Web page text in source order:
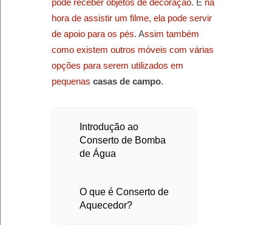
pode receber objetos de decoração. E na
hora de assistir um filme, ela pode servir
de apoio para os pés. Assim também
como existem outros móveis com várias
opções para serem utilizados em
pequenas casas de campo.
Introdução ao
Conserto de Bomba
de Água
O que é Conserto de
Aquecedor?